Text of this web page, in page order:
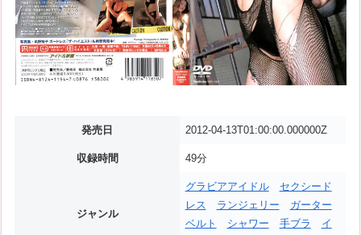
発売日 2012-04-13T01:00:00.000000Z
収録時間 49分
ジャンル
グラビアアイドル
セクシード
レス
ランジェリー
ガーター
ベルト
シャワー 手ブラ
イ